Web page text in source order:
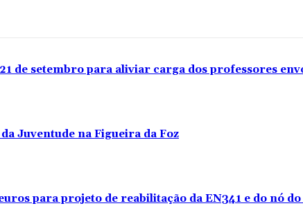
de setembro para aliviar carga dos professores
Juventude na Figueira da Foz
para projeto de reabilitação da EN341 e do nó